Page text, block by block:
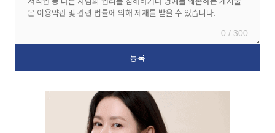
0 / 300